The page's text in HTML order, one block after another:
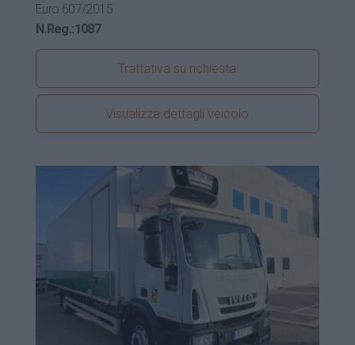
Euro 607/2015
N.Reg.:1087
Trattativa su richiesta
Visualizza dettagli veicolo